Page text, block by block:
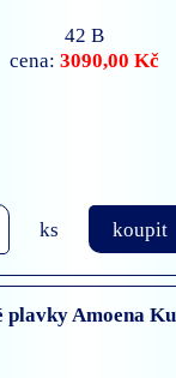
42 B
cena:3090,00 Kč
ks koupit